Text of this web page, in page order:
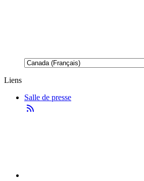
Liens
Salle de presse